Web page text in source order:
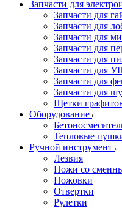
Запчасти для
Запчасти для
Запчасти для
Запчасти для
Запчасти для
Запчасти для
Запчасти для
Запчасти для
Запчасти для
Щетки
Оборудование
Тепловые
Ручной инструмент
Лезвия
Ножи со
Ножовки
Отвертки
Рулетки